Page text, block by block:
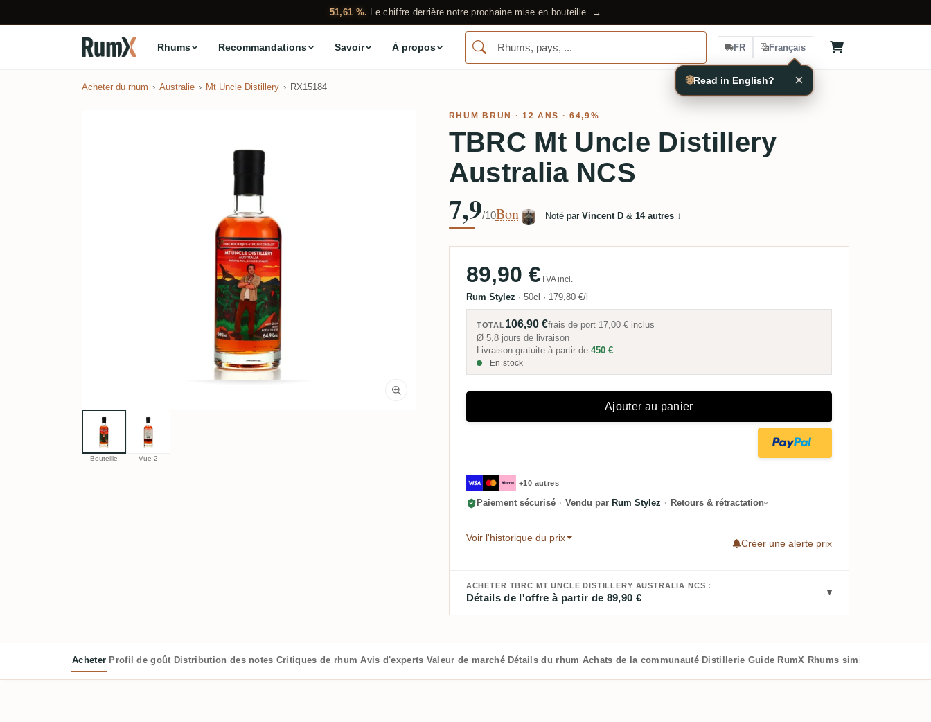
51,61 %. Le chiffre derrière notre prochaine mise en bouteille. →
Rhums Recommandations Savoir À propos FR Français
Acheter du rhum Australie Mt Uncle Distillery RX15184
Bouteille Vue 2
RHUM BRUN · 12 ANS · 64,9%
TBRC Mt Uncle Distillery
Australia NCS
7,9/10Bon Noté par Vincent D& 14 autres↓
89,90 €TVA incl.
Rum Stylez · 50cl · 179,80 €/l
TOTAL106,90 €frais de port 17,00 € inclus
Ø 5,8 jours de livraison
Livraison gratuite à partir de 450 €
En stock
Ajouter au panier
+10 autres
Paiement sécurisé · Vendu par Rum Stylez · Retours & rétractation
Voir l'historique du prix
Créer une alerte prix
ACHETER TBRC MT UNCLE DISTILLERY AUSTRALIA NCS :
Détails de l'offre à partir de 89,90 €
Acheter Profil de goût Distribution des notes Critiques de rhum Avis d'experts Valeur de marché Détails du rhum Achats de la communauté Distillerie Guide RumX Rhums similaires
🌐Read in English? ×